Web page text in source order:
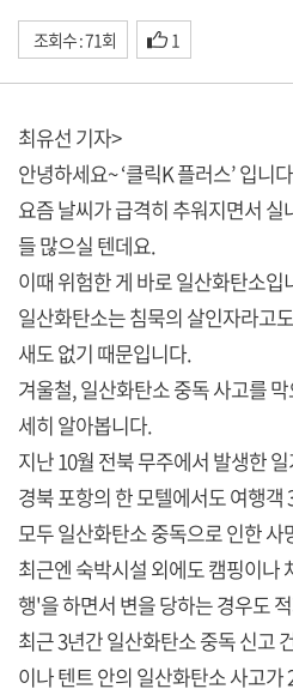
조회수 : 71회 1
최유선 기자>
안녕하세요~ ‘클릭K 플러스’ 입니
요즘 날씨가 급격히 추워지면서
들 많으실 텐데요.
이때 위험한 게 바로 일산화탄소입
일산화탄소는 침묵의 살인자라고
새도 없기 때문입니다.
겨울철, 일산화탄소 중독 사고를
세히 알아봅니다.
지난 10월 전북 무주에서 발생한
경북 포항의 한 모텔에서도 여행객
모두 일산화탄소 중독으로 인한
최근엔 숙박시설 외에도 캠핑이나
행'을 하면서 변을 당하는 경우도
최근 3년간 일산화탄소 중독 신고
이나 텐트 안의 일산화탄소 사고가